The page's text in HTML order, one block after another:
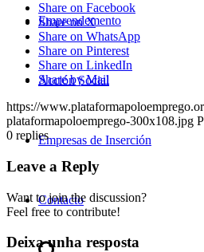
Emprendemento
Acción Social
Empresas de Inserción
Contacto
Share on Facebook
Share on X
Share on WhatsApp
Share on Pinterest
Share on LinkedIn
Share by Mail
https://
plataformapoloemprego-300x108.jpg
0 replies
Leave a Reply
Want to join the discussion?
Feel free to contribute!
Deixa unha resposta